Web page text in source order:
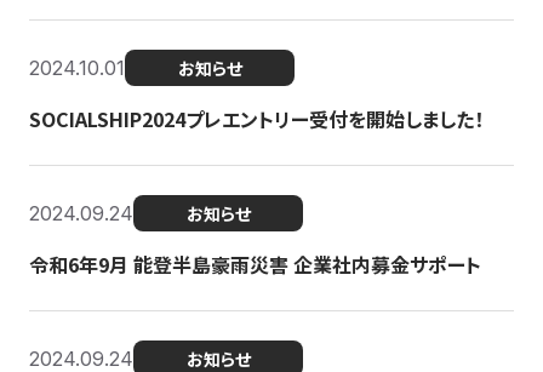
2024.10.01 お知らせ
SOCIALSHIP2024プレエントリー受付を開始しました！
2024.09.24 お知らせ
令和6年9月 能登半島豪雨災害 企業社内募金サポート
2024.09.24 お知らせ